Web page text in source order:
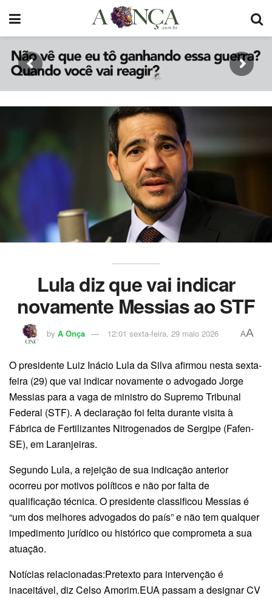
Lula diz que vai indicar
novamente Messias ao STF
by A Onça 12:01 sexta-feira, 29 maio 2026 AA
O presidente Luiz Inácio Lula da Silva afirmou nesta sexta-
feira (29) que vai indicar novamente o advogado Jorge
Messias para a vaga de ministro do Supremo Tribunal
Federal (STF). A declaração foi feita durante visita à
Fábrica de Fertilizantes Nitrogenados de Sergipe (Fafen-
SE), em Laranjeiras.
Segundo Lula, a rejeição de sua indicação anterior
ocorreu por motivos políticos e não por falta de
qualificação técnica. O presidente classificou Messias é
“um dos melhores advogados do país” e não tem qualquer
impedimento jurídico ou histórico que comprometa a sua
atuação.
Notícias relacionadas:Pretexto para intervenção é
inaceitável, diz Celso Amorim.EUA passam a designar CV